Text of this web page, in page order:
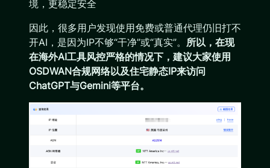
境，更稳定安全
因此，很多用户发现使用免费或普通代理仍旧打不
开AI，是因为IP不够“干净”或“真实”。 所以，在现
在海外AI工具风控严格的情况下，建议大家使用
OSDWAN合规网络以及住宅静态IP来访问
ChatGPT与Gemini等平台。